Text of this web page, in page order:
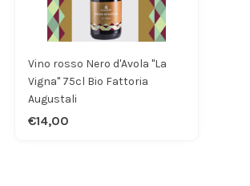
Vino rosso Nero d'Avola "La
Vigna" 75cl Bio Fattoria
Augustali
€14,00